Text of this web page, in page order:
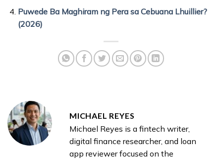
Puwede Ba Maghiram ng Pera sa Cebuana Lhuillier?
(2026)
MICHAEL REYES
Michael Reyes is a fintech writer,
digital finance researcher, and loan
app reviewer focused on the